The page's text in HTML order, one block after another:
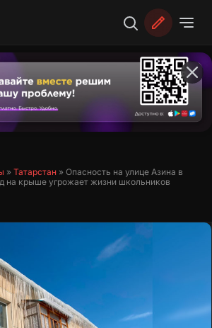
» Татарстан» Опасность на улице Азина в
на крыше угрожает жизни школьников